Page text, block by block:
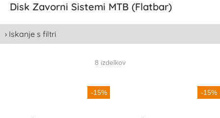
Disk Zavorni Sistemi MTB (Flatbar)
› Iskanje s filtri
8 izdelkov
-15% -15%